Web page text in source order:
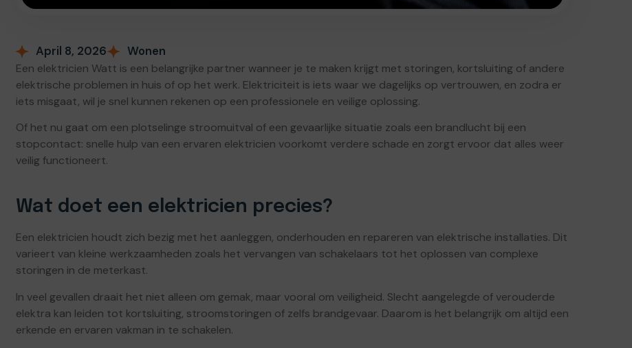
April 8, 2026 Wonen
Een elektricien Watt is een belangrijke partner wanneer je te maken krijgt met storingen, kortsluiting of andere
elektrische problemen in huis of op het werk. Elektriciteit is iets waar we dagelijks op vertrouwen, en zodra er
iets misgaat, wil je snel kunnen rekenen op een professionele en veilige oplossing.
Of het nu gaat om een plotselinge stroomuitval of een gevaarlijke situatie zoals een brandlucht bij een
stopcontact: snelle hulp van een ervaren elektricien voorkomt verdere schade en zorgt ervoor dat alles weer
veilig functioneert.
Wat doet een elektricien precies?
Een elektricien houdt zich bezig met het aanleggen, onderhouden en repareren van elektrische installaties. Dit
varieert van kleine werkzaamheden zoals het vervangen van schakelaars tot het oplossen van complexe
storingen in de meterkast.
In veel gevallen draait het niet alleen om gemak, maar vooral om veiligheid. Slecht aangelegde of verouderde
elektra kan leiden tot kortsluiting, stroomstoringen of zelfs brandgevaar. Daarom is het belangrijk om altijd een
erkende en ervaren vakman in te schakelen.